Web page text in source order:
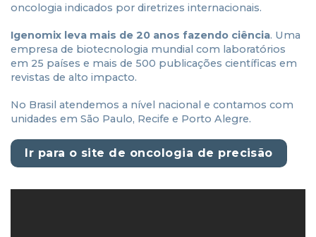
oncologia indicados por diretrizes internacionais.
Igenomix leva mais de 20 anos fazendo ciência. Uma
empresa de biotecnologia mundial com laboratórios
em 25 países e mais de 500 publicações científicas em
revistas de alto impacto.
No Brasil atendemos a nível nacional e contamos com
unidades em São Paulo, Recife e Porto Alegre.
Ir para o site de oncologia de precisão